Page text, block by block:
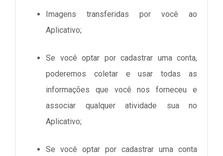
Imagens transferidas por você ao
Aplicativo;
Se você optar por cadastrar uma conta,
poderemos coletar e usar todas as
informações que você nos forneceu e
associar qualquer atividade sua no
Aplicativo;
Se você optar por cadastrar uma conta